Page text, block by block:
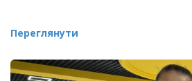
Переглянути